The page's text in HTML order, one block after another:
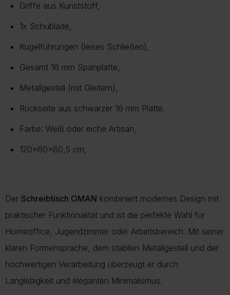
Griffe aus Kunststoff,
1x Schublade,
Kugelführungen (leises Schließen),
Gesamt 16 mm Spanplatte,
Metallgestell (mit Gleitern),
Rückseite aus schwarzer 16 mm Platte,
Farbe: Weiß oder eiche Artisan,
120x60x80,5 cm,
Der Schreibtisch OMAN kombiniert modernes Design mit
praktischer Funktionalität und ist die perfekte Wahl für
Homeoffice, Jugendzimmer oder Arbeitsbereich. Mit seiner
klaren Formensprache, dem stabilen Metallgestell und der
hochwertigen Verarbeitung überzeugt er durch
Langlebigkeit und eleganten Minimalismus.